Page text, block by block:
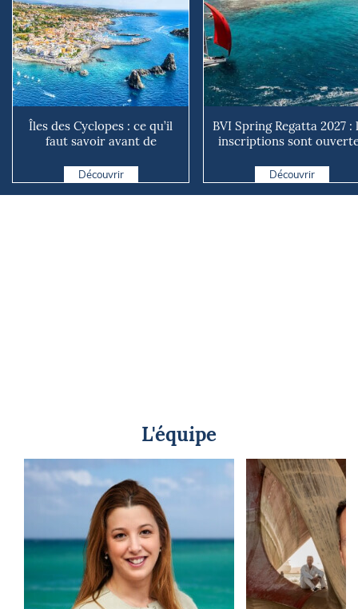
Îles des Cyclopes : ce qu’il
faut savoir avant de
Découvrir
BVI Spring Regatta 2027 :
inscriptions sont
Découvrir
L'équipe